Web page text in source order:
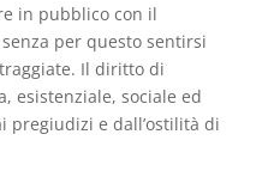
in pubblico con il
per questo sentirsi
Il diritto di
esistenziale, sociale ed
pregiudizi e dall’ostilità di